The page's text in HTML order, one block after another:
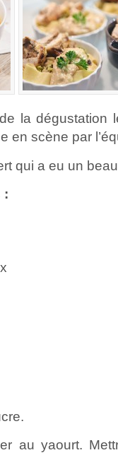
la
en scène par
qui a eu un
:
au yaourt.